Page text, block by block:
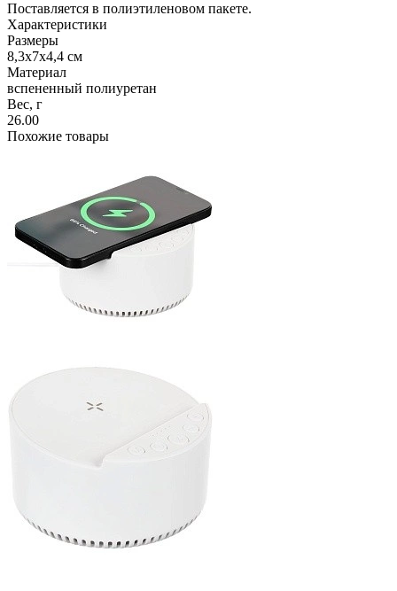
Поставляется в полиэтиленовом пакете.
Характеристики
Размеры
8,3х7х4,4 см
Материал
вспененный полиуретан
Вес, г
26.00
Похожие товары